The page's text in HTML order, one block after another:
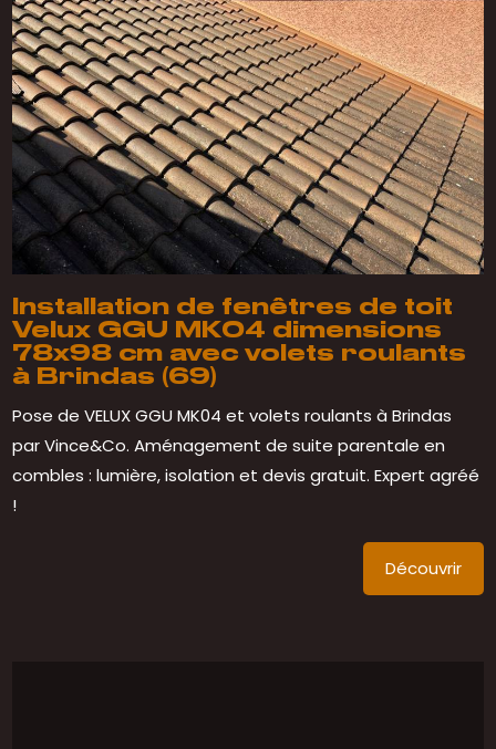
Installation de fenêtres de toit
Velux GGU MK04 dimensions
78x98 cm avec volets roulants
à Brindas (69)
Pose de VELUX GGU MK04 et volets roulants à Brindas
par Vince&Co. Aménagement de suite parentale en
combles : lumière, isolation et devis gratuit. Expert agréé
!
Découvrir